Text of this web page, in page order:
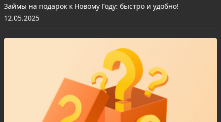
Займы на подарок к Новому Году: быстро и удобно!
12.05.2025